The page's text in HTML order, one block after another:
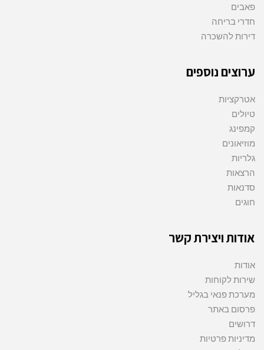
פאבים
חדרי בריחה
דירות להשכרה
ערוצים נוספים
אטרקציות
טיולים
קמפינג
מוזיאונים
גלריות
הרצאות
סדנאות
חוגים
אודות ויצירת קשר
אודות
שירות לקוחות
מערכת פנאי בגליל
פרסום באתר
דרושים
מדיניות פרטיות